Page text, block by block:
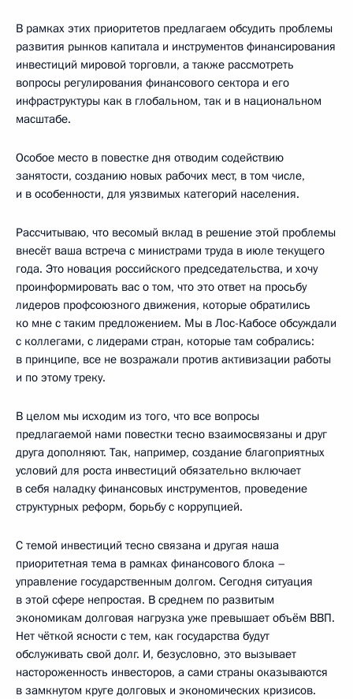
В рамках этих приоритетов предлагаем обсудить проблемы
развития рынков капитала и инструментов финансирования
инвестиций мировой торговли, а также рассмотреть
вопросы регулирования финансового сектора и его
инфраструктуры как в глобальном, так и в национальном
масштабе.
Особое место в повестке дня отводим содействию
занятости, созданию новых рабочих мест, в том числе,
и в особенности, для уязвимых категорий населения.
Рассчитываю, что весомый вклад в решение этой проблемы
внесёт ваша встреча с министрами труда в июле текущего
года. Это новация российского председательства, и хочу
проинформировать вас о том, что это ответ на просьбу
лидеров профсоюзного движения, которые обратились
ко мне с таким предложением. Мы в Лос-Кабосе обсуждали
с коллегами, с лидерами стран, которые там собрались:
в принципе, все не возражали против активизации работы
и по этому треку.
В целом мы исходим из того, что все вопросы
предлагаемой нами повестки тесно взаимосвязаны и друг
друга дополняют. Так, например, создание благоприятных
условий для роста инвестиций обязательно включает
в себя наладку финансовых инструментов, проведение
структурных реформ, борьбу с коррупцией.
С темой инвестиций тесно связана и другая наша
приоритетная тема в рамках финансового блока –
управление государственным долгом. Сегодня ситуация
в этой сфере непростая. В среднем по развитым
экономикам долговая нагрузка уже превышает объём ВВП.
Нет чёткой ясности с тем, как государства будут
обслуживать свой долг. И, безусловно, это вызывает
настороженность инвесторов, а сами страны оказываются
в замкнутом круге долговых и экономических кризисов.